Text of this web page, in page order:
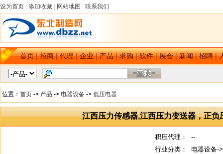
设为首页 添加收藏 网站地图 联系我们
首页|招商|代理|企业|产品|求购|软件|展会|新闻|招聘|
位置： 首页 -> 产品 -> 电器设备 -> 低压电器
江西压力传感器,江西压力变送器，正负
积压代理：
--
行业分类：
电器设备-